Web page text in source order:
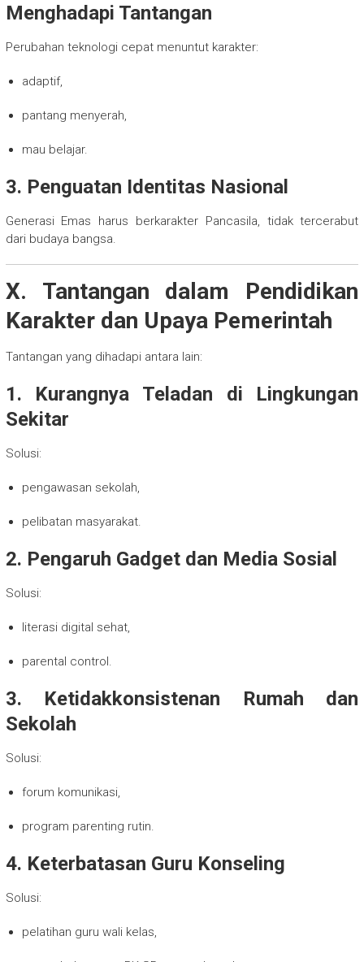
Menghadapi Tantangan
Perubahan teknologi cepat menuntut karakter:
adaptif,
pantang menyerah,
mau belajar.
3. Penguatan Identitas Nasional
Generasi Emas harus berkarakter Pancasila, tidak tercerabut
dari budaya bangsa.
X. Tantangan dalam Pendidikan
Karakter dan Upaya Pemerintah
Tantangan yang dihadapi antara lain:
1. Kurangnya Teladan di Lingkungan
Sekitar
Solusi:
pengawasan sekolah,
pelibatan masyarakat.
2. Pengaruh Gadget dan Media Sosial
Solusi:
literasi digital sehat,
parental control.
3. Ketidakkonsistenan Rumah dan
Sekolah
Solusi:
forum komunikasi,
program parenting rutin.
4. Keterbatasan Guru Konseling
Solusi:
pelatihan guru wali kelas,